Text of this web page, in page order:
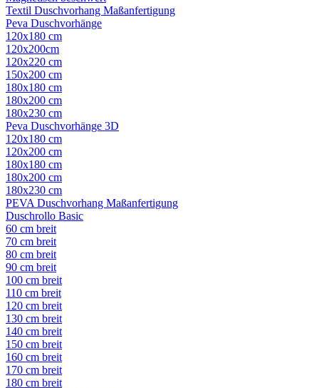
Textil Duschvorhang Maßanfertigung
Peva Duschvorhänge
120x180 cm
120x200cm
120x220 cm
150x200 cm
180x180 cm
180x200 cm
180x230 cm
Peva Duschvorhänge 3D
120x180 cm
120x200 cm
180x180 cm
180x200 cm
180x230 cm
PEVA Duschvorhang Maßanfertigung
Duschrollo Basic
60 cm breit
70 cm breit
80 cm breit
90 cm breit
100 cm breit
110 cm breit
120 cm breit
130 cm breit
140 cm breit
150 cm breit
160 cm breit
170 cm breit
180 cm breit